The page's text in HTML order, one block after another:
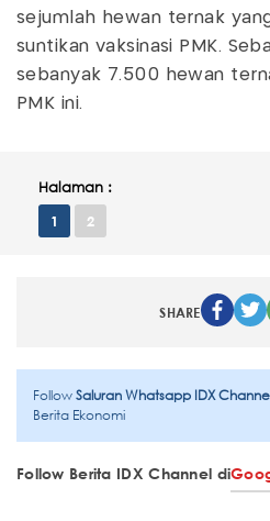
sejumlah hewan ternak
suntikan vaksinasi PMK.
sebanyak 7.500 hewan
PMK ini.
Halaman :
1 2
SHARE
FollowSaluran Whatsapp IDX
Berita Ekonomi
Follow Berita IDX Channel di